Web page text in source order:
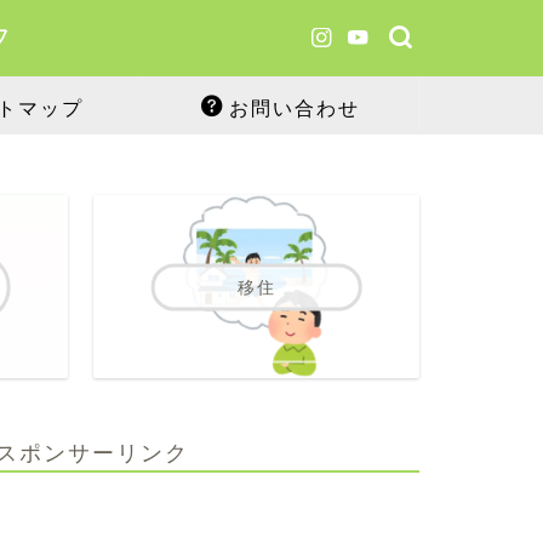
マップ お問い合わせ
移住
ポンサーリンク